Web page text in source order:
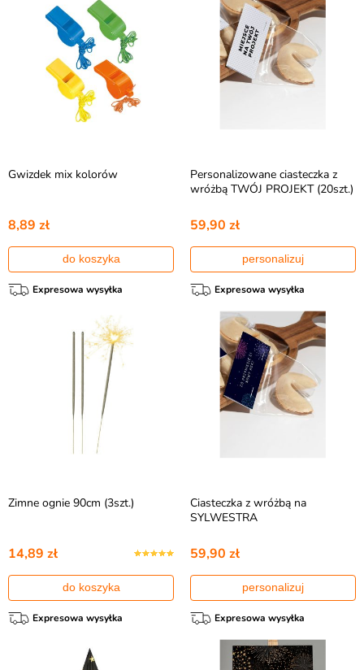
Gwizdek mix kolorów
8,89 zł
do koszyka
Expresowa wysyłka
Personalizowane ciasteczka z
wróżbą TWÓJ PROJEKT (20szt.)
59,90 zł
personalizuj
Expresowa wysyłka
Zimne ognie 90cm (3szt.)
14,89 zł
do koszyka
Expresowa wysyłka
Ciasteczka z wróżbą na
SYLWESTRA
59,90 zł
personalizuj
Expresowa wysyłka